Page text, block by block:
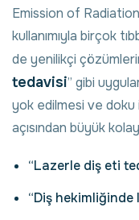
Emission of
kullanımıyla birçok
de yenilikçi çözümlerin
tedavisi” gibi
yok edilmesi ve doku
açısından büyük
“Lazerle diş eti
“Diş hekimliğinde